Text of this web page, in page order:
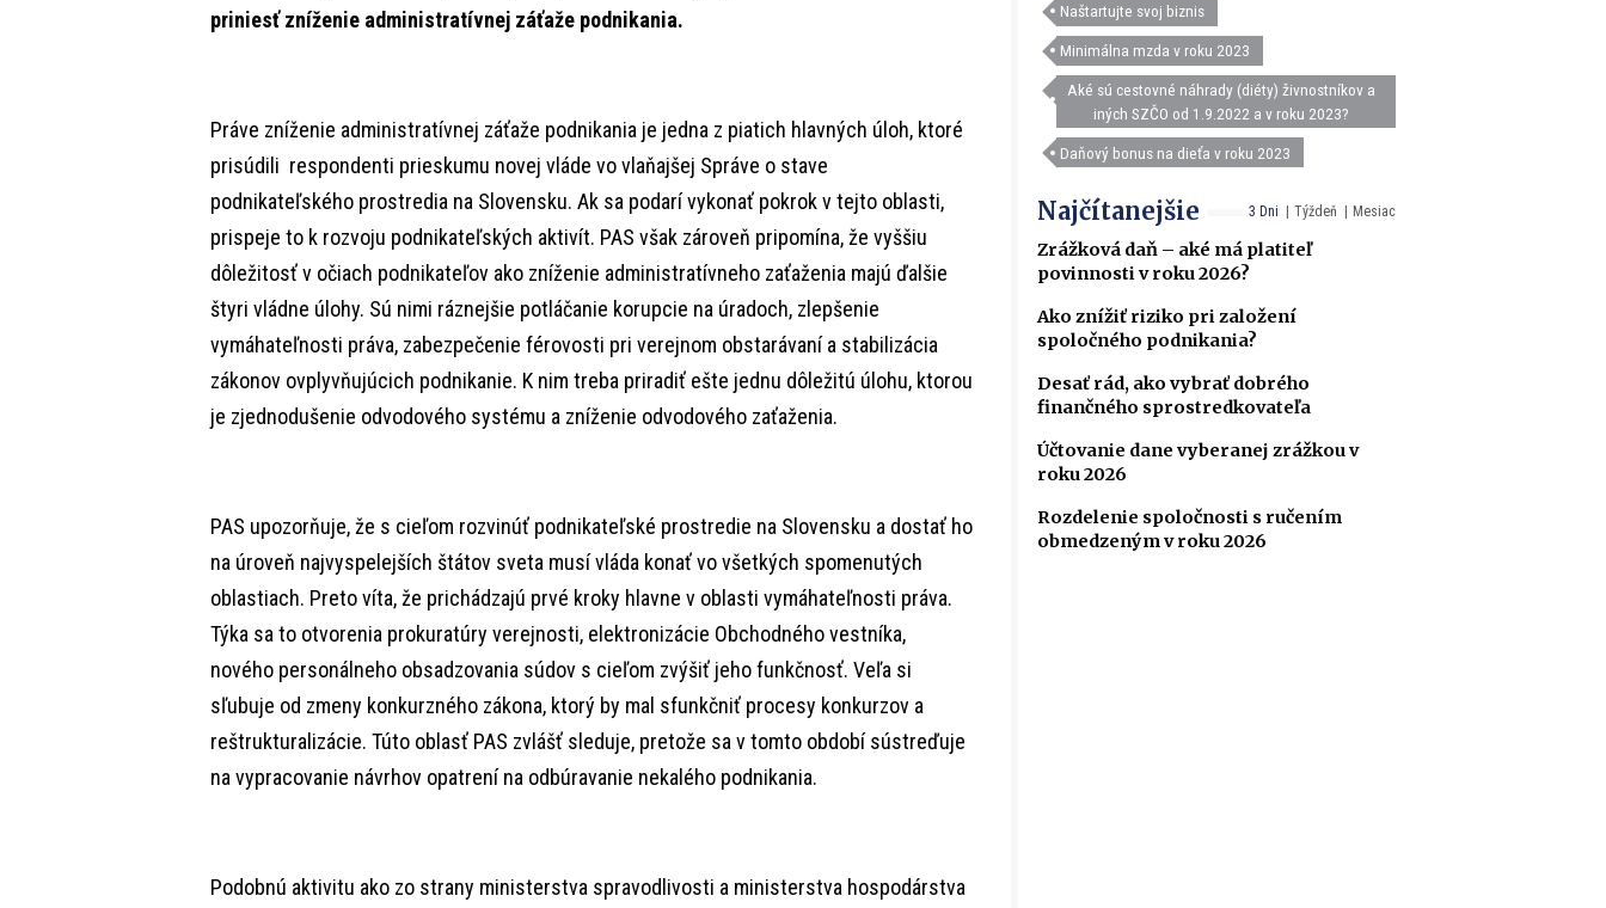
priniesť zníženie administratívnej záťaže podnikania.
Práve zníženie administratívnej záťaže podnikania je jedna z piatich hlavných úloh, ktoré
prisúdili respondenti prieskumu novej vláde vo vlaňajšej Správe o stave
podnikateľského prostredia na Slovensku. Ak sa podarí vykonať pokrok v tejto oblasti,
prispeje to k rozvoju podnikateľských aktivít. PAS však zároveň pripomína, že vyššiu
dôležitosť v očiach podnikateľov ako zníženie administratívneho zaťaženia majú ďalšie
štyri vládne úlohy. Sú nimi ráznejšie potláčanie korupcie na úradoch, zlepšenie
vymáhateľnosti práva, zabezpečenie férovosti pri verejnom obstarávaní a stabilizácia
zákonov ovplyvňujúcich podnikanie. K nim treba priradiť ešte jednu dôležitú úlohu, ktorou
je zjednodušenie odvodového systému a zníženie odvodového zaťaženia.
PAS upozorňuje, že s cieľom rozvinúť podnikateľské prostredie na Slovensku a dostať ho
na úroveň najvyspelejších štátov sveta musí vláda konať vo všetkých spomenutých
oblastiach. Preto víta, že prichádzajú prvé kroky hlavne v oblasti vymáhateľnosti práva.
Týka sa to otvorenia prokuratúry verejnosti, elektronizácie Obchodného vestníka,
nového personálneho obsadzovania súdov s cieľom zvýšiť jeho funkčnosť. Veľa si
sľubuje od zmeny konkurzného zákona, ktorý by mal sfunkčniť procesy konkurzov a
reštrukturalizácie. Túto oblasť PAS zvlášť sleduje, pretože sa v tomto období sústreďuje
na vypracovanie návrhov opatrení na odbúravanie nekalého podnikania.
Podobnú aktivitu ako zo strany ministerstva spravodlivosti a ministerstva hospodárstva
Naštartujte svoj biznis
Minimálna mzda v roku 2023
Aké sú cestovné náhrady (diéty) živnostníkov a
iných SZČO od 1.9.2022 a v roku 2023?
Daňový bonus na dieťa v roku 2023
3 Dni Týždeň Mesiac
Najčítanejšie
Zrážková daň – aké má platiteľ
povinnosti v roku 2026?
Ako znížiť riziko pri založení
spoločného podnikania?
Desať rád, ako vybrať dobrého
finančného sprostredkovateľa
Účtovanie dane vyberanej zrážkou v
roku 2026
Rozdelenie spoločnosti s ručením
obmedzeným v roku 2026